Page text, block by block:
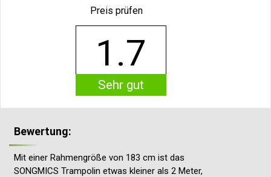
Preis prüfen
1.7
Sehr gut
Bewertung:
Mit einer Rahmengröße von 183 cm ist das
SONGMICS Trampolin etwas kleiner als 2 Meter,